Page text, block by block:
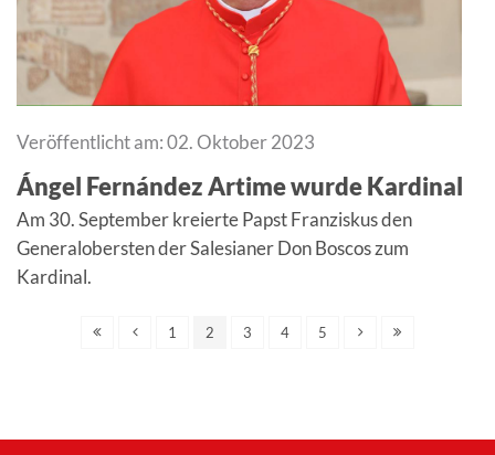
Veröffentlicht am: 02. Oktober 2023
Ángel Fernández Artime wurde Kardinal
Am 30. September kreierte Papst Franziskus den
Generalobersten der Salesianer Don Boscos zum
Kardinal.
1 2 3 4 5